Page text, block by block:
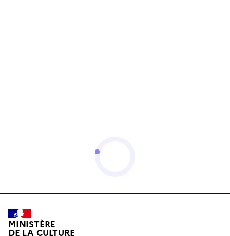
MINISTÈRE
DE LA CULTURE